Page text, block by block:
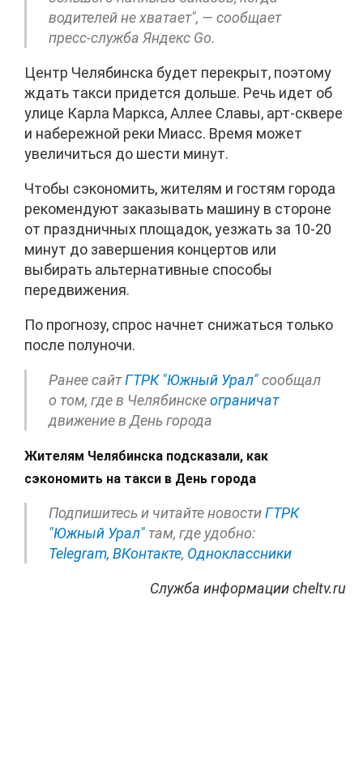
водителей не хватает", — сообщает
пресс-служба Яндекс Go.
Центр Челябинска будет перекрыт, поэтому
ждать такси придется дольше. Речь идет об
улице Карла Маркса, Аллее Славы, арт-сквере
и набережной реки Миасс. Время может
увеличиться до шести минут.
Чтобы сэкономить, жителям и гостям города
рекомендуют заказывать машину в стороне
от праздничных площадок, уезжать за 10-20
минут до завершения концертов или
выбирать альтернативные способы
передвижения.
По прогнозу, спрос начнет снижаться только
после полуночи.
Ранее сайтГТРК "Южный Урал"сообщал
о том, где в Челябинскеограничат
движение в День города
Жителям Челябинска подсказали, как
сэкономить на такси в День города
Подпишитесь и читайте новостиГТРК
"Южный Урал" там, где удобно:
Telegram, ВКонтакте, Одноклассники
Служба информации cheltv.ru